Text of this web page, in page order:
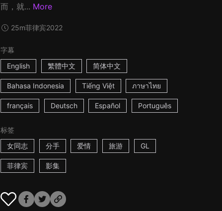
而，就... More
25m菲律宾2022
字幕
English
繁體中文 简体中文
Bahasa Indonesia Tiếng Việt ภาษาไทย
français Deutsch Español Português
标签
女同志
分手 爱情 旅游 GL
菲律宾 影集